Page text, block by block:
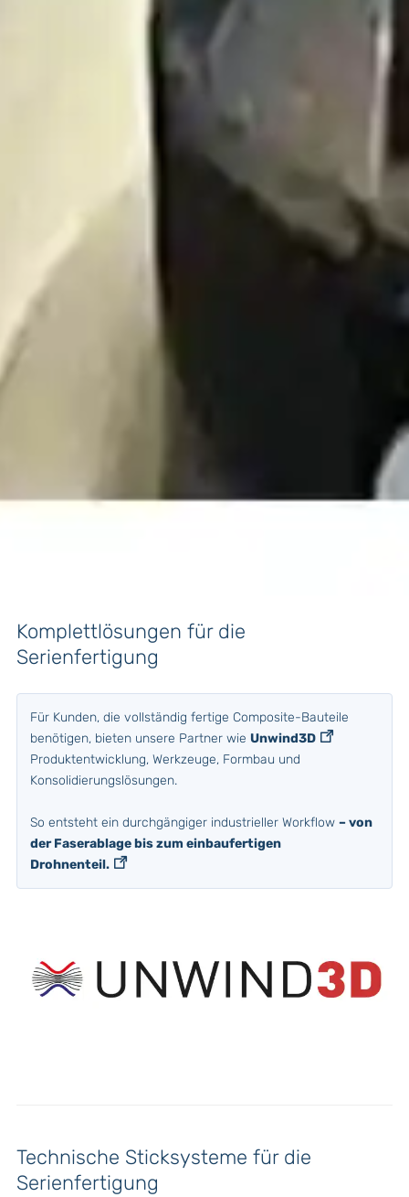
Komplettlösungen für die
Serienfertigung
Für Kunden, die vollständig fertige Composite-Bauteile
benötigen, bieten unsere Partner wie Unwind3D
Produktentwicklung, Werkzeuge, Formbau und
Konsolidierungslösungen.
So entsteht ein durchgängiger industrieller Workflow – von
der Faserablage bis zum einbaufertigen
Drohnenteil.
Technische Sticksysteme für die
Serienfertigung